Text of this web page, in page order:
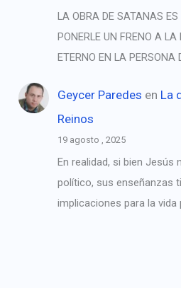
LA OBRA DE SATANAS
PONERLE UN FRENO A LA
ETERNO EN LA PERSONA
Geycer Paredes en La
Reinos
19 agosto , 2025
En realidad, si bien
político, sus enseñanzas
implicaciones para la vida